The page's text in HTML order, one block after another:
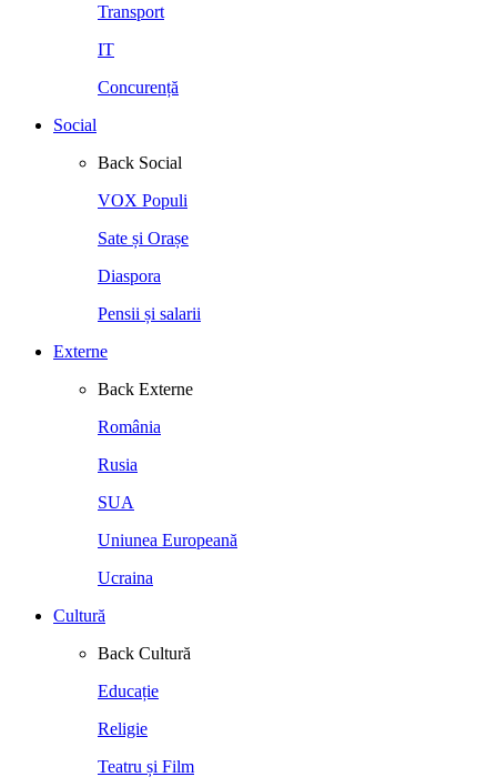
Transport
IT
Concurență
Social
Back Social
VOX Populi
Sate și Orașe
Diaspora
Pensii și salarii
Externe
Back Externe
România
Rusia
SUA
Uniunea Europeană
Ucraina
Cultură
Back Cultură
Educație
Religie
Teatru și Film